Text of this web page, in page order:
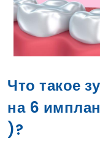
Что такое
на 6
)?